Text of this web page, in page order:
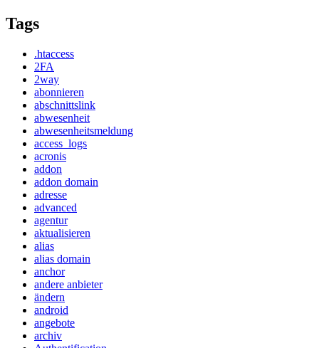
Tags
.htaccess
2FA
2way
abonnieren
abschnittslink
abwesenheit
abwesenheitsmeldung
access_logs
acronis
addon
addon domain
adresse
advanced
agentur
aktualisieren
alias
alias domain
anchor
andere anbieter
ändern
android
angebote
archiv